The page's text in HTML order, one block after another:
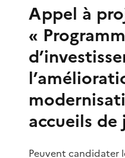
Appel à
«
accueils de
Peuvent candidater